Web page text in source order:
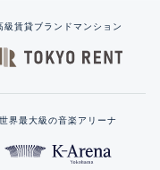
級賃貸ブランドマンション
世界最大級の音楽アリーナ